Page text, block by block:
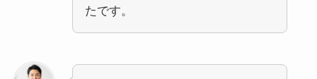
たです。